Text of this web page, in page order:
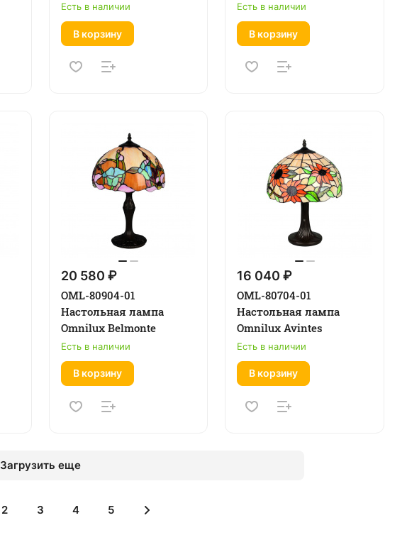
Есть в наличии
В корзину
Есть в наличии
В корзину
20 580 ₽
OML-80904-01
Настольная лампа
Omnilux Belmonte
Есть в наличии
В корзину
16 040 ₽
OML-80704-01
Настольная лампа
Omnilux Avintes
Есть в наличии
В корзину
Загрузить еще
2 3 4 5